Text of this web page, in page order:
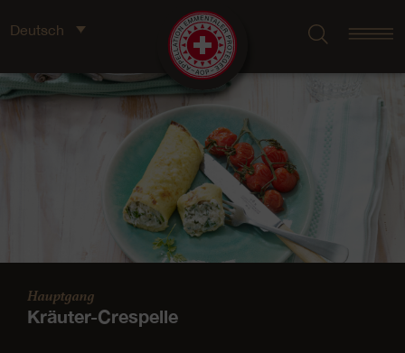
Deutsch
Hauptgang
Kräuter-Crespelle